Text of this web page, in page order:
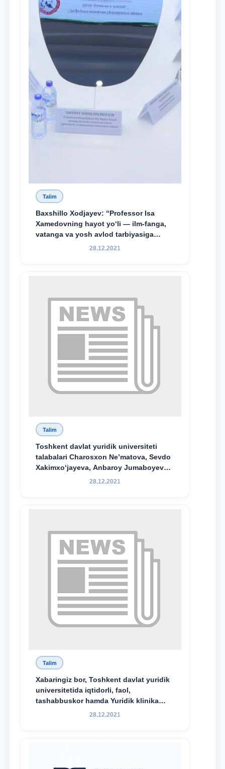
Talim
Baxshillo Xodjayev: “Professor Isa
Xamedovning hayot yo‘li — ilm-fanga,
vatanga va yosh avlod tarbiyasiga
sodiqlikning oliy namunasidir”.
28.12.2021
Talim
Toshkent davlat yuridik universiteti
talabalari Charosxon Ne’matova, Sevdo
Xakimxo‘jayeva, Anbaroy Jumaboyeva
hamda TDYU qoshidagi M.S.Vosiqova
bo‘ldi.
28.12.2021
Talim
Xabaringiz bor, Toshkent davlat yuridik
universitetida iqtidorli, faol,
tashabbuskor hamda Yuridik klinika
faoliyatida o‘z bilim va ko‘nikmalarini
28.12.2021